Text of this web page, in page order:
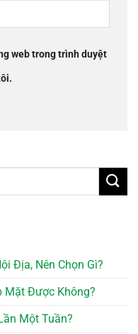
web trong trình duyệt
Địa, Nên Chọn Gì?
Mặt Được Không?
Một Tuần?